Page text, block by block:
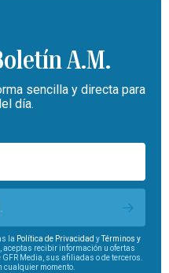
A.M.
sencilla y directa para
día.
la Política de Privacidad y
Términos y
aceptas recibir información u ofertas
Media, sus afiliadas o de terceros.
cualquier momento.